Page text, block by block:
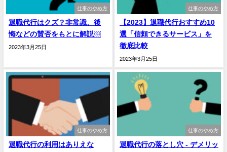
仕事のやめ方
退職代行はクズ？非常識、後
悔などの賛否をもとに解説￼
2023年3月25日
仕事のやめ方
【2023】退職代行おすすめ10
選「信頼できるサービス」を
徹底比較
2023年3月25日
仕事のやめ方
退職代行の利用はありえな
仕事のやめ方
退職代行の落とし穴 - デメリッ